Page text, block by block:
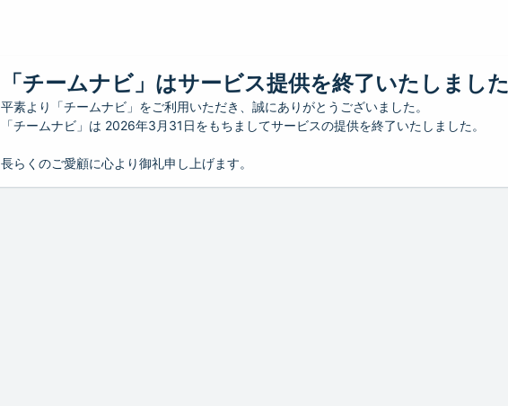
「チームナビ」はサービス提供を終了いたしました
平素より「チームナビ」をご利用いただき、誠にありがとうございました。
「チームナビ」は 2026年3月31日をもちましてサービスの提供を終了いたしました。
長らくのご愛顧に心より御礼申し上げます。